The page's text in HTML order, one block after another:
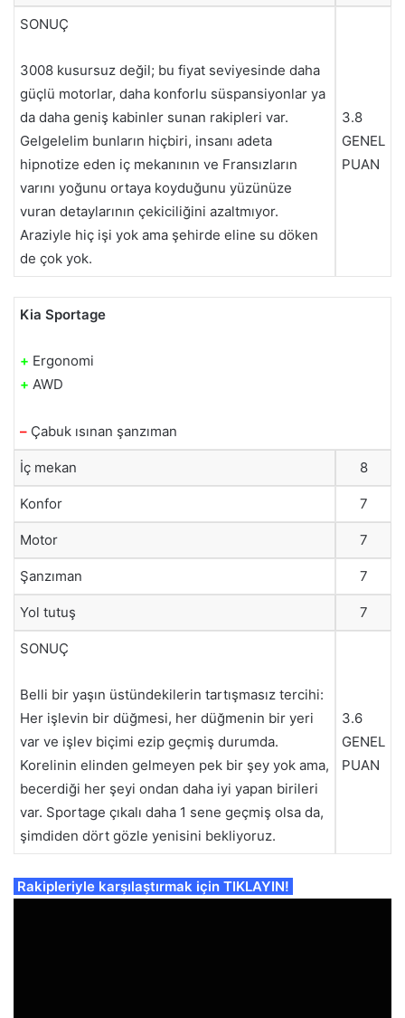
SONUÇ
3008 kusursuz değil; bu fiyat seviyesinde daha
güçlü motorlar, daha konforlu süspansiyonlar ya
da daha geniş kabinler sunan rakipleri var.
Gelgelelim bunların hiçbiri, insanı adeta
hipnotize eden iç mekanının ve Fransızların
varını yoğunu ortaya koyduğunu yüzünüze
vuran detaylarının çekiciliğini azaltmıyor.
Araziyle hiç işi yok ama şehirde eline su döken
de çok yok.
3.8
GENEL
PUAN
Kia Sportage
+ Ergonomi
+ AWD
– Çabuk ısınan şanzıman
İç mekan 8
Konfor 7
Motor 7
Şanzıman 7
Yol tutuş 7
SONUÇ
Belli bir yaşın üstündekilerin tartışmasız tercihi:
Her işlevin bir düğmesi, her düğmenin bir yeri
var ve işlev biçimi ezip geçmiş durumda.
Korelinin elinden gelmeyen pek bir şey yok ama,
becerdiği her şeyi ondan daha iyi yapan birileri
var. Sportage çıkalı daha 1 sene geçmiş olsa da,
şimdiden dört gözle yenisini bekliyoruz.
3.6
GENEL
PUAN
Rakipleriyle karşılaştırmak için TIKLAYIN!